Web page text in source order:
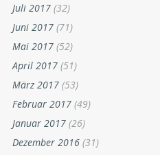
Juli 2017 (32)
Juni 2017 (71)
Mai 2017 (52)
April 2017 (51)
März 2017 (53)
Februar 2017 (49)
Januar 2017 (26)
Dezember 2016 (31)